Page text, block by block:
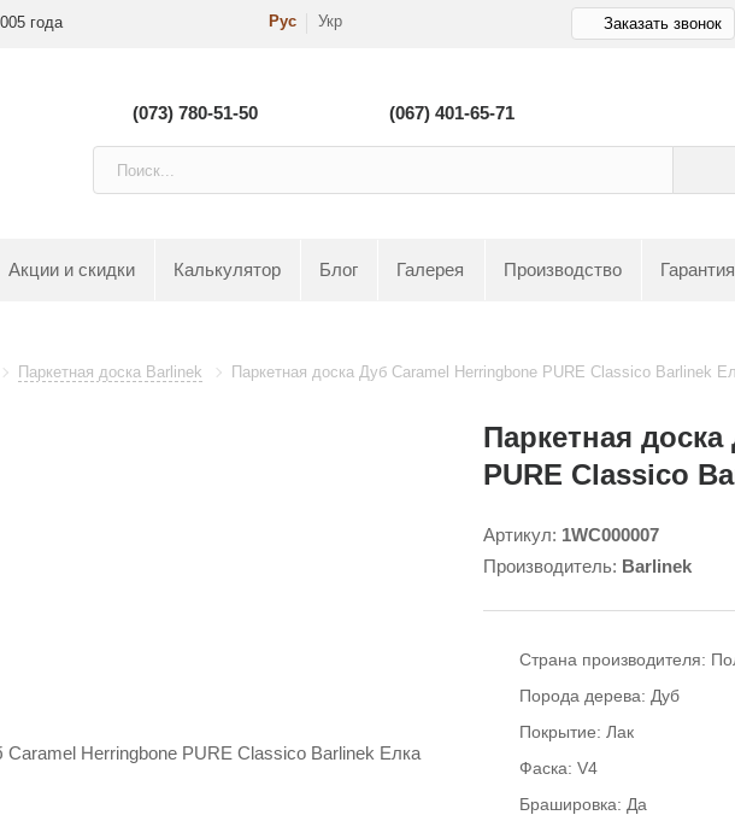
года Рус Укр Заказать звонок
(073) 780-51-50 (067) 401-65-71
Акции и скидки Калькулятор Блог Галерея Производство Гарантия
Паркетная доска Barlinek Паркетная доска Дуб Caramel Herringbone PURE Classico Barlinek
Паркетная
PURE Classico
Артикул: 1WC000007
Производитель: Barlinek
Страна производителя:
Порода дерева: Дуб
Покрытие: Лак
Фаска: V4
Брашировка: Да